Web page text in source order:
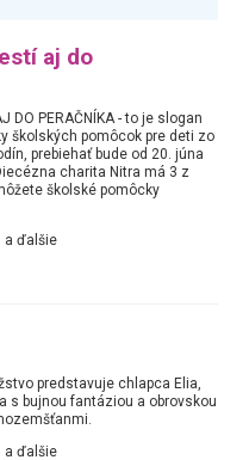
aj do
DO PERAČNÍKA - to je slogan
školských pomôcok pre deti zo
prebiehať bude od 20. júna
charita Nitra má 3 z
školské pomôcky
a ďalšie
predstavuje chlapca Elia,
s bujnou fantáziou a obrovskou
a ďalšie